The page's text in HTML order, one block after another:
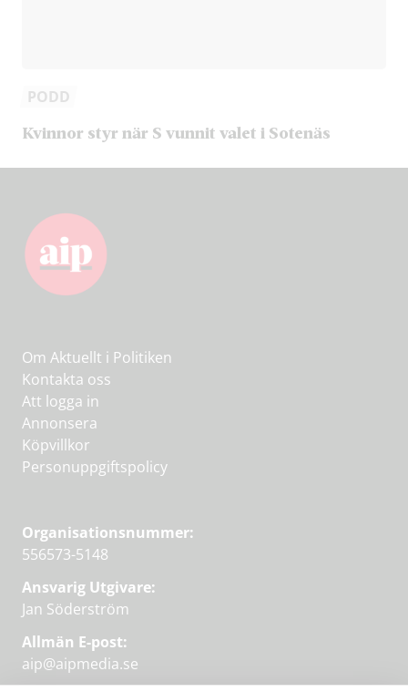
PODD
Kvinnor styr när S vunnit valet i Sotenäs
Om Aktuellt i Politiken
Kontakta oss
Att logga in
Annonsera
Köpvillkor
Personuppgiftspolicy
Organisationsnummer:
556573-5148
Ansvarig Utgivare:
Jan Söderström
Allmän E-post:
aip@aipmedia.se